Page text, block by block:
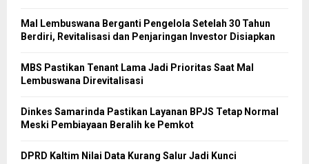
Mal Lembuswana Berganti Pengelola Setelah 30 Tahun
Berdiri, Revitalisasi dan Penjaringan Investor Disiapkan
MBS Pastikan Tenant Lama Jadi Prioritas Saat Mal
Lembuswana Direvitalisasi
Dinkes Samarinda Pastikan Layanan BPJS Tetap Normal
Meski Pembiayaan Beralih ke Pemkot
DPRD Kaltim Nilai Data Kurang Salur Jadi Kunci